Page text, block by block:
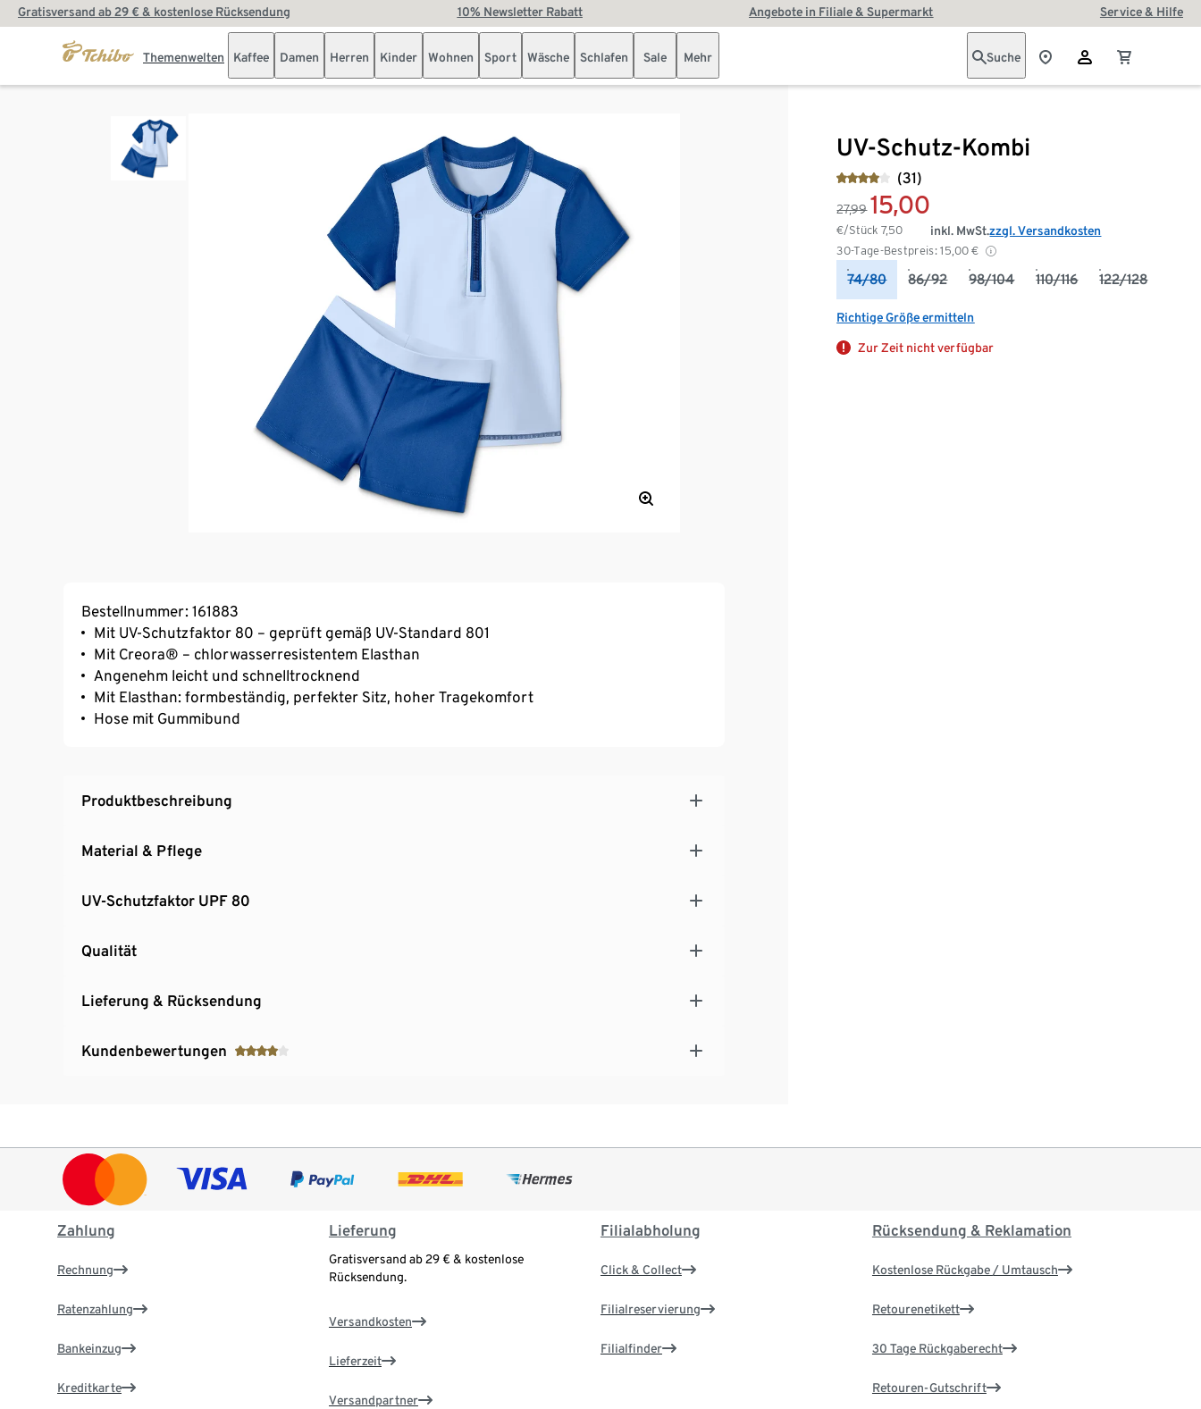
Gratisversand ab 29 € & kostenlose Rücksendung 10% Newsletter Rabatt Angebote in Filiale & Supermarkt Service & Hilfe
Themenwelten Kaffee Damen Herren Kinder Wohnen Sport Wäsche Schlafen Sale Mehr Suche
UV-Schutz-Kombi
(31)
27,99 15,00
€/Stück7,50
30-Tage-Bestpreis: 15,00 €
inkl. MwSt.zzgl. Versandkosten
74/80 86/92 98/104 110/116 122/128
Richtige Größe ermitteln
Zur Zeit nicht verfügbar
Bestellnummer: 161883
Mit UV-Schutzfaktor 80 – geprüft gemäß UV-Standard 801
Mit Creora® – chlorwasserresistentem Elasthan
Angenehm leicht und schnelltrocknend
Mit Elasthan: formbeständig, perfekter Sitz, hoher Tragekomfort
Hose mit Gummibund
Produktbeschreibung
Material & Pflege
UV-Schutzfaktor UPF 80
Qualität
Lieferung & Rücksendung
Kundenbewertungen
Zahlung
Rechnung
Ratenzahlung
Bankeinzug
Kreditkarte
Lieferung
Gratisversand ab 29 € & kostenlose
Rücksendung.
Versandkosten
Lieferzeit
Versandpartner
Filialabholung
Click & Collect
Filialreservierung
Filialfinder
Rücksendung & Reklamation
Kostenlose Rückgabe / Umtausch
Retourenetikett
30 Tage Rückgaberecht
Retouren-Gutschrift